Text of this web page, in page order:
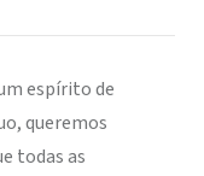
espírito de
queremos
todas as